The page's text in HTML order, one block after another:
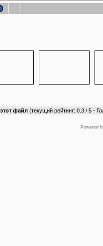
файл (текущий рейтинг: 0.3 / 5 -
Powered